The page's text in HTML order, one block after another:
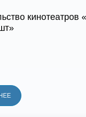
кинотеатров